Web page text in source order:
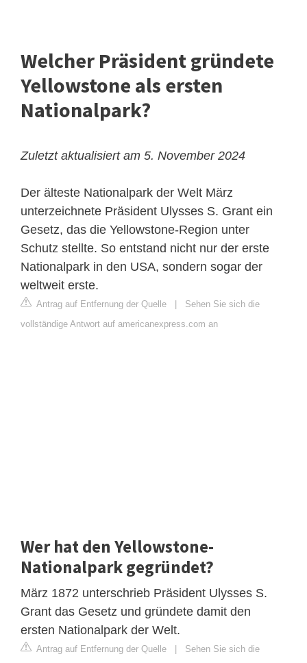
Welcher Präsident gründete
Yellowstone als ersten
Nationalpark?
Zuletzt aktualisiert am 5. November 2024
Der älteste Nationalpark der Welt März
unterzeichnete Präsident Ulysses S. Grant ein
Gesetz, das die Yellowstone-Region unter
Schutz stellte. So entstand nicht nur der erste
Nationalpark in den USA, sondern sogar der
weltweit erste.
Antrag auf Entfernung der Quelle
Sehen Sie sich die
vollständige Antwort auf americanexpress.com an
Wer hat den Yellowstone-
Nationalpark gegründet?
März 1872 unterschrieb Präsident Ulysses S.
Grant das Gesetz und gründete damit den
ersten Nationalpark der Welt.
Antrag auf Entfernung der Quelle
Sehen Sie sich die